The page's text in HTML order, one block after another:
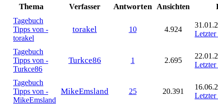
Thema
Verfasser Antworten Ansichten
Tagebuch
Tipps von -
torakel
torakel 10 4.924
Letzter
Tagebuch
Tipps von -
Turkce86
Turkce86 1 2.695
Letzter
Tagebuch
Tipps von -
MikeEmsland
MikeEmsland 25 20.391
Letzter